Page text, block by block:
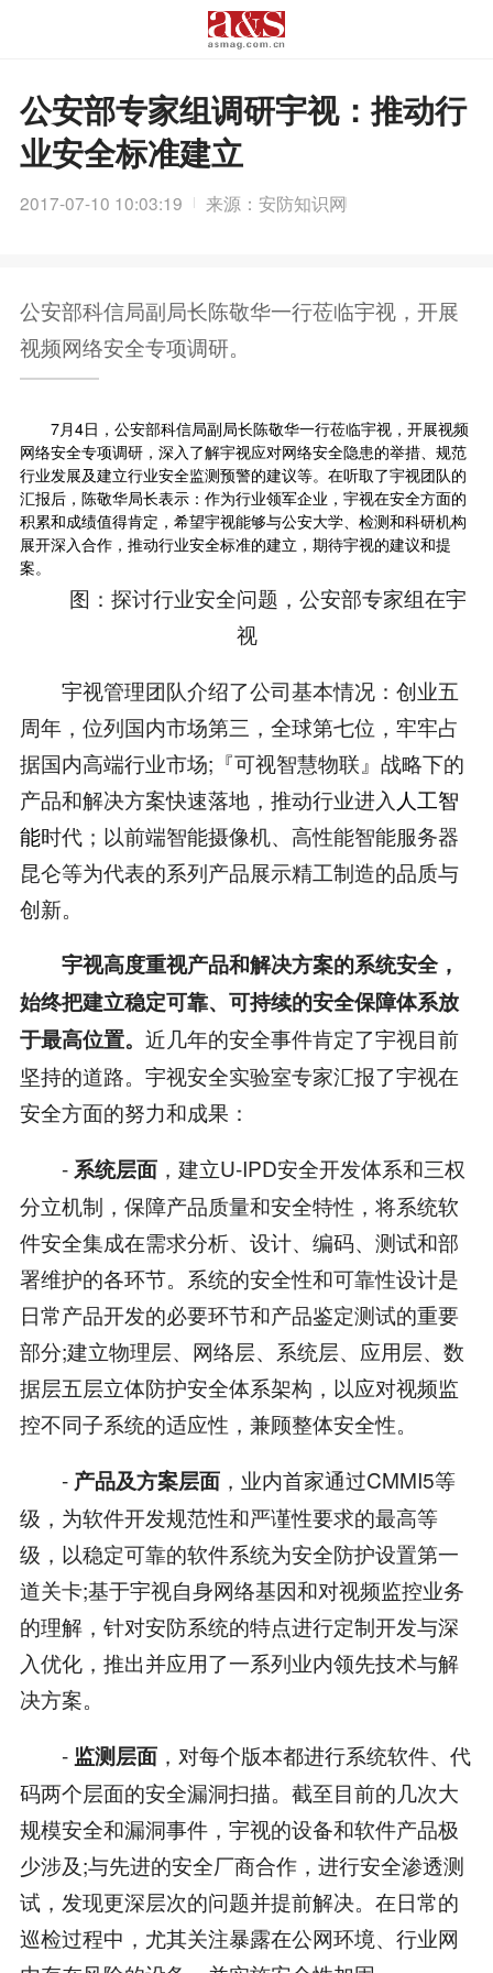
公安部专家组调研宇视：推动行
业安全标准建立
2017-07-10 10:03:19 来源：安防知识网
公安部科信局副局长陈敬华一行莅临宇视，开展
视频网络安全专项调研。
7月4日，公安部科信局副局长陈敬华一行莅临宇视，开展视频
网络安全专项调研，深入了解宇视应对网络安全隐患的举措、规范
行业发展及建立行业安全监测预警的建议等。在听取了宇视团队的
汇报后，陈敬华局长表示：作为行业领军企业，宇视在安全方面的
积累和成绩值得肯定，希望宇视能够与公安大学、检测和科研机构
展开深入合作，推动行业安全标准的建立，期待宇视的建议和提
案。
图：探讨行业安全问题，公安部专家组在宇
视
宇视管理团队介绍了公司基本情况：创业五
周年，位列国内市场第三，全球第七位，牢牢占
据国内高端行业市场;『可视智慧物联』战略下的
产品和解决方案快速落地，推动行业进入 人工智
能时代；以前端智能摄像机、高性能智能服务器
昆仑等为代表的系列产品展示精工制造的品质与
创新。
宇视高度重视产品和解决方案的系统安全，
始终把建立稳定可靠、可持续的安全保障体系放
于最高位置。 近几年的安全事件肯定了宇视目前
坚持的道路。宇视安全实验室专家汇报了宇视在
安全方面的努力和成果：
-系统层面，建立U-IPD安全开发体系和三权
分立机制，保障产品质量和安全特性，将系统软
件安全集成在需求分析、设计、编码、测试和部
署维护的各环节。系统的安全性和可靠性设计是
日常产品开发的必要环节和产品鉴定测试的重要
部分;建立物理层、网络层、系统层、应用层、数
据层五层立体防护安全体系架构，以应对视频监
控不同子系统的适应性，兼顾整体安全性。
- 产品及方案层面，业内首家通过CMMI5等
级，为软件开发规范性和严谨性要求的最高等
级，以稳定可靠的软件系统为安全防护设置第一
道关卡;基于宇视自身网络基因和对视频监控业务
的理解，针对安防系统的特点进行定制开发与深
入优化，推出并应用了一系列业内领先技术与解
决方案。
- 监测层面，对每个版本都进行系统软件、代
码两个层面的安全漏洞扫描。截至目前的几次大
规模安全和漏洞事件，宇视的设备和软件产品极
少涉及;与先进的安全厂商合作，进行安全渗透测
试，发现更深层次的问题并提前解决。在日常的
巡检过程中，尤其关注暴露在公网环境、行业网